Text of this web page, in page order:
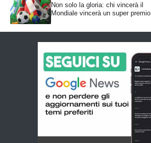
Non solo la gloria: chi vincerà il
Mondiale vincerà un super premio